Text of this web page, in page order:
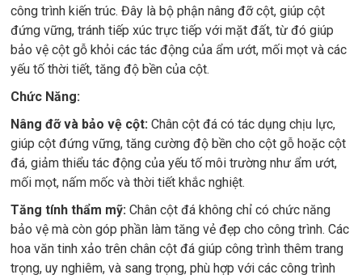
công trình kiến trúc. Đây là bộ phận nâng đỡ cột, giúp cột
đứng vững, tránh tiếp xúc trực tiếp với mặt đất, từ đó giúp
bảo vệ cột gỗ khỏi các tác động của ẩm ướt, mối mọt và các
yếu tố thời tiết, tăng độ bền của cột.
Chức Năng:
Nâng đỡ và bảo vệ cột: Chân cột đá có tác dụng chịu lực,
giúp cột đứng vững, tăng cường độ bền cho cột gỗ hoặc cột
đá, giảm thiểu tác động của yếu tố môi trường như ẩm ướt,
mối mọt, nấm mốc và thời tiết khắc nghiệt.
Tăng tính thẩm mỹ: Chân cột đá không chỉ có chức năng
bảo vệ mà còn góp phần làm tăng vẻ đẹp cho công trình. Các
hoa văn tinh xảo trên chân cột đá giúp công trình thêm trang
trọng, uy nghiêm, và sang trọng, phù hợp với các công trình